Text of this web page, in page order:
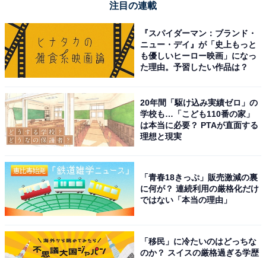
「見かけは可愛らしいが、意外とハード」（40代女
性／神奈川県）
「定番です。新しいアトラクションが出ても必ず体
験します。プーさんの世界観と変わらない愛らしさ
を体験せずにはランドを後にはできないからです」
（50代女性／神奈川県）
※回答者からのコメントは原文ママです
ください
注目の連載
『スパイダーマン：ブランド・
ニュー・デイ』が「史上もっと
も優しいヒーロー映画」になっ
た理由。予習したい作品は？
20年間「駆け込み実績ゼロ」の
学校も…「こども110番の家」
は本当に必要？ PTAが直面する
理想と現実
「青春18きっぷ」販売激減の裏
に何が？ 連続利用の厳格化だけ
ではない「本当の理由」
「移民」に冷たいのはどっちな
のか？ スイスの厳格過ぎる学歴